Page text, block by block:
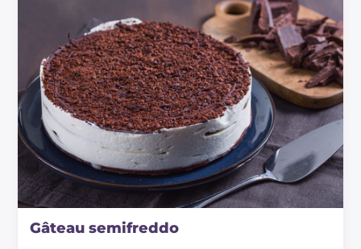
Gâteau semifreddo